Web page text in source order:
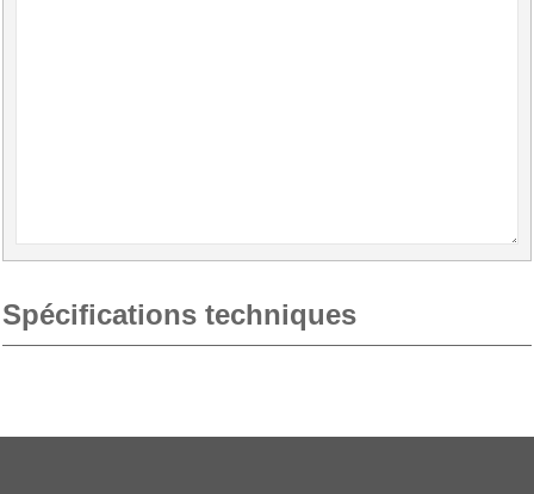
Spécifications techniques